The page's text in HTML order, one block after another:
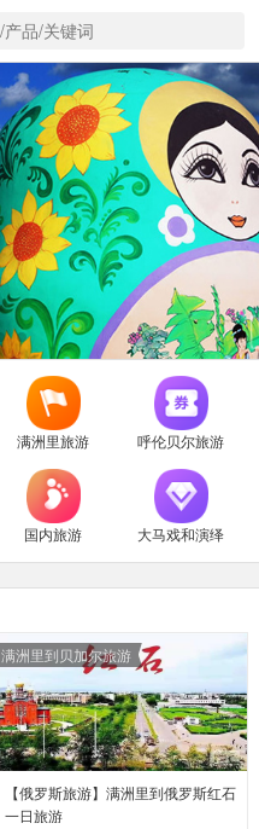
满洲里旅游 呼伦贝尔旅游
国内旅游 大马戏和演绎
满洲里到贝加尔旅游
【俄罗斯旅游】满洲里到俄罗斯红石
一日旅游